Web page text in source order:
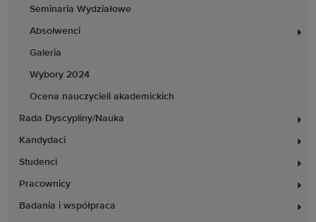
Seminaria Wydziałowe
Absolwenci
Galeria
Wybory 2024
Ocena nauczycieli akademickich
Rada Dyscypliny/Nauka
Kandydaci
Studenci
Pracownicy
Badania i współpraca